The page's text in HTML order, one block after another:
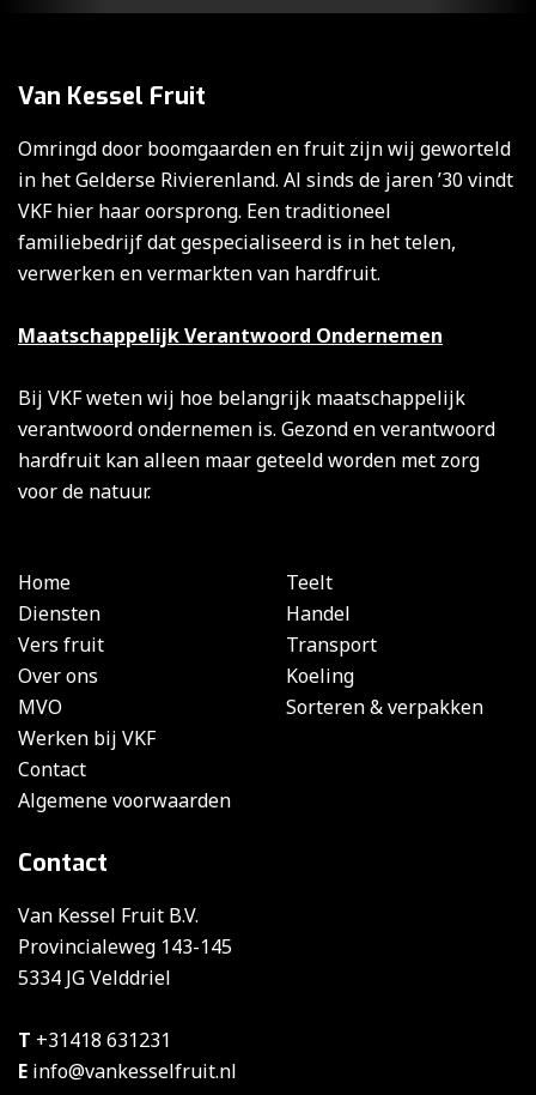
Van Kessel Fruit
Omringd door boomgaarden en fruit zijn wij geworteld
in het Gelderse Rivierenland. Al sinds de jaren ’30 vindt
VKF hier haar oorsprong. Een traditioneel
familiebedrijf dat gespecialiseerd is in het telen,
verwerken en vermarkten van hardfruit.
Maatschappelijk Verantwoord Ondernemen
Bij VKF weten wij hoe belangrijk maatschappelijk
verantwoord ondernemen is. Gezond en verantwoord
hardfruit kan alleen maar geteeld worden met zorg
voor de natuur.
Home
Diensten
Vers fruit
Over ons
MVO
Werken bij VKF
Contact
Algemene voorwaarden
Teelt
Handel
Transport
Koeling
Sorteren & verpakken
Contact
Van Kessel Fruit B.V.
Provincialeweg 143-145
5334 JG Velddriel
T +31418 631231
E info@vankesselfruit.nl